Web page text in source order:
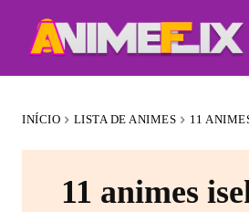
INÍCIO LISTA DE ANIMES 11
11 animes